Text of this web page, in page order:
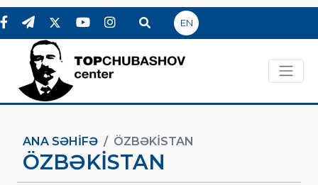
EN
ANA SƏHIFƏ ÖZBƏKISTAN
ÖZBƏKISTAN